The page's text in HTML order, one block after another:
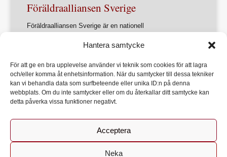
Hantera samtycke
För att ge en bra upplevelse använder vi teknik som cookies för att lagra
och/eller komma åt enhetsinformation. När du samtycker till dessa tekniker
kan vi behandla data som surfbeteende eller unika ID:n på denna
webbplats. Om du inte samtycker eller om du återkallar ditt samtycke kan
detta påverka vissa funktioner negativt.
Acceptera
Neka
Föräldraalliansen Sverige
Föräldraalliansen Sverige är en nationell
föräldrasammanslutningar.
Förbundets övergripande ändamål är att ur ett
föräldraperspektiv verka för en utveckling av samhället
som främjar varje barns allsidiga utveckling, lärande och
hälsa
Om Föräldraalliansen
Kontakt